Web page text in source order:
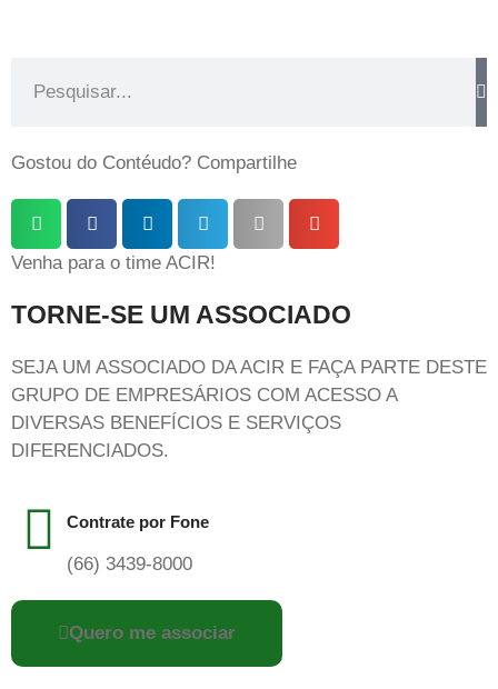
Gostou do Contéudo? Compartilhe
Venha para o time ACIR!
TORNE-SE UM ASSOCIADO
SEJA UM ASSOCIADO DA ACIR E FAÇA PARTE DESTE
GRUPO DE EMPRESÁRIOS COM ACESSO A
DIVERSAS BENEFÍCIOS E SERVIÇOS
DIFERENCIADOS.
Contrate por Fone
(66) 3439-8000
Quero me associar